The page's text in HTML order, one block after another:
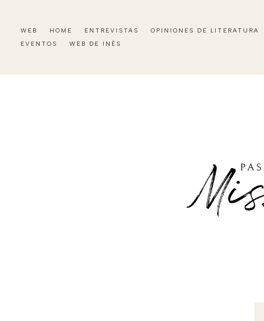
WEB HOME ENTREVISTAS OPINIONES DE LITERATURA
EVENTOS
WEB DE INÉS